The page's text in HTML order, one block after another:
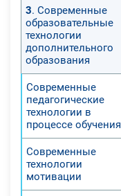
3. Современные
образовательные
технологии
дополнительного
образования
Современные
педагогические
технологии в
процессе обучения
Современные
технологии
мотивации